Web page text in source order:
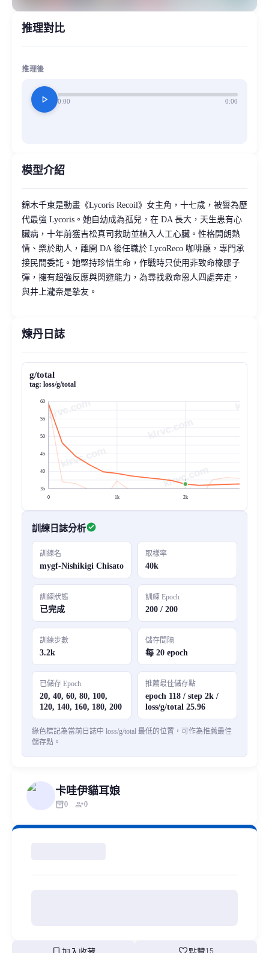
推理對比
推理後
play_arrow 0:00 0:00
模型介紹
錦木千束是動畫《Lycoris Recoil》女主角，十七歲，被譽為歷
代最強 Lycoris。她自幼成為孤兒，在 DA 長大，天生患有心
臟病，十年前獲吉松真司救助並植入人工心臟。性格開朗熱
情、樂於助人，離開 DA 後任職於 LycoReco 咖啡廳，專門承
接民間委託。她堅持珍惜生命，作戰時只使用非致命橡膠子
彈，擁有超強反應與閃避能力，為尋找救命恩人四處奔走，
與井上瀧奈是摯友。
煉丹日誌
g/total
tag: loss/g/total
klrvc.com
35
40
45
50
55
60
0 1k 2k
訓練日誌分析
訓練名
mygf-Nishikigi Chisato
取樣率
40k
訓練狀態
已完成
訓練 Epoch
200 / 200
訓練步數
3.2k
儲存間隔
每 20 epoch
已儲存 Epoch
20, 40, 60, 80, 100,
120, 140, 160, 180, 200
推薦最佳儲存點
epoch 118 / step 2k /
loss/g/total 25.96
綠色標記為當前日誌中 loss/g/total 最低的位置，可作為推薦最佳
儲存點。
卡哇伊貓耳娘
inventory_20 person_add0
15